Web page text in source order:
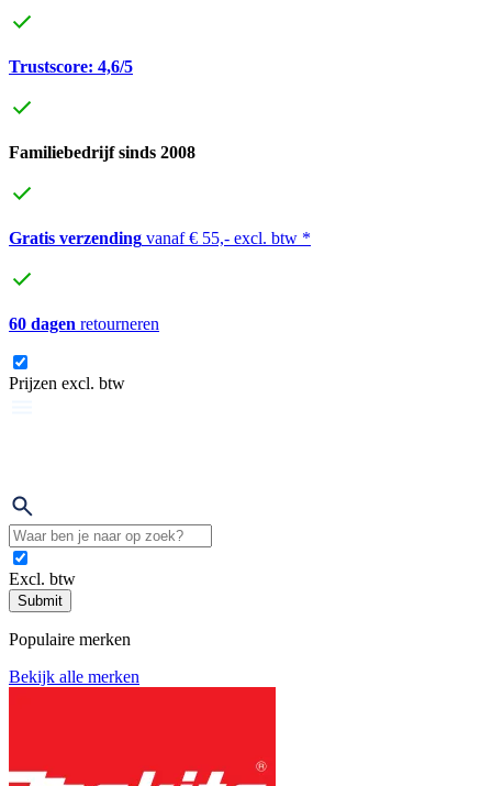
Trustscore: 4,6/5
Familiebedrijf sinds 2008
Gratis verzending vanaf € 55,- excl. btw *
60 dagen retourneren
Prijzen excl. btw
Excl. btw
Submit
Populaire merken
Bekijk alle merken